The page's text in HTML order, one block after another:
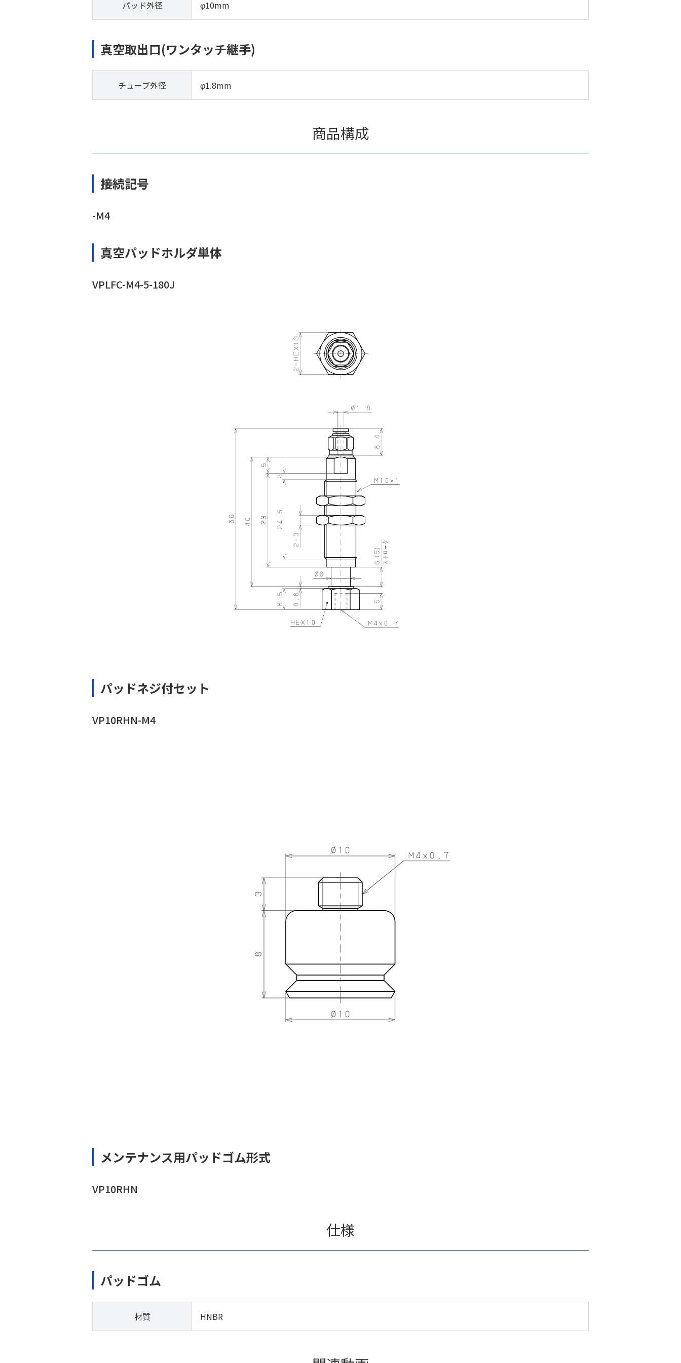
パッド外径 φ10mm
真空取出口(ワンタッチ継手)
チューブ外径 φ1.8mm
商品構成
接続記号
-M4
真空パッドホルダ単体
VPLFC-M4-5-180J
パッドネジ付セット
VP10RHN-M4
メンテナンス用パッドゴム形式
VP10RHN
仕様
パッドゴム
材質 HNBR